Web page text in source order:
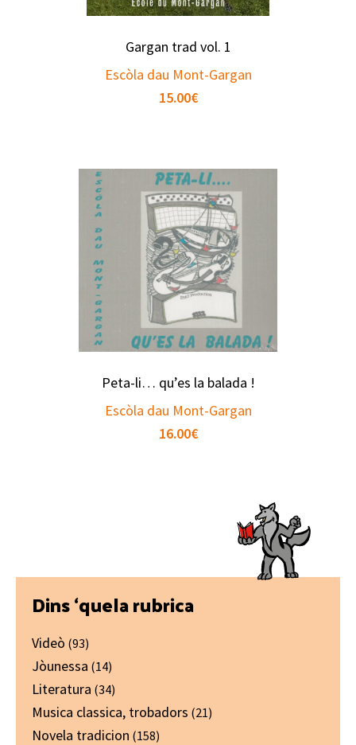
Gargan trad vol. 1
Escòla dau Mont-Gargan
15.00€
Peta-li… qu’es la balada !
Escòla dau Mont-Gargan
16.00€
Primary
Sidebar
Dins ‘quela rubrica
Videò (93)
Jòunessa (14)
Literatura (34)
Musica classica, trobadors (21)
Novela tradicion (158)